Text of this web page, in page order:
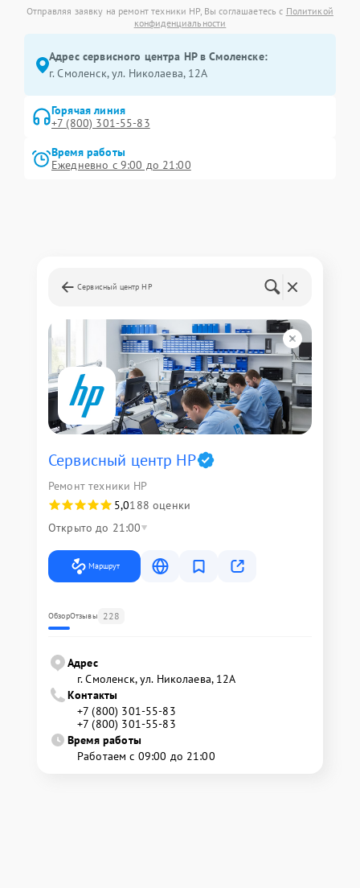
Отправляя заявку на ремонт техники HP, Вы соглашаетесь с Политикой
конфиденциальности
Адрес сервисного центра HP в Смоленске:
г. Смоленск, ул. Николаева, 12А
Горячая линия
+7 (800) 301-55-83
Время работы
Ежедневно с 9:00 до 21:00
Сервисный центр HP
Сервисный центр HP
Ремонт техники HP
5,0188 оценки
Открыто до 21:00
Маршрут
ОбзорОтзывы 228
Адрес
г. Смоленск, ул. Николаева, 12А
Контакты
+7 (800) 301-55-83
+7 (800) 301-55-83
Время работы
Работаем с 09:00 до 21:00